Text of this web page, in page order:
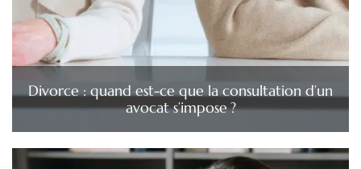
Divorce : quand est-ce que la consultation d’un
avocat s’impose ?